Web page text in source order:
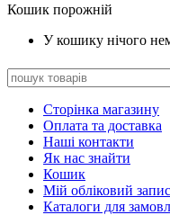
Кошик порожній
У кошику нічого
Сторінка магазину
Оплата та доставка
Наші контакти
Як нас знайти
Кошик
Мій обліковий запис
Каталоги для